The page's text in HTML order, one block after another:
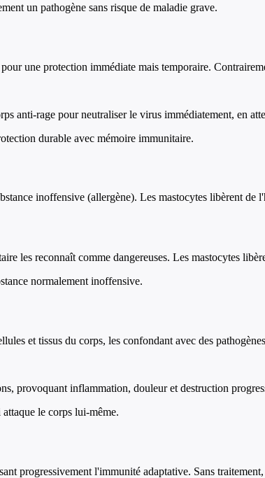
un pathogène sans risque de maladie grave.
une protection immédiate mais temporaire.
anti-rage pour neutraliser le virus immédiatement, en
durable avec mémoire immunitaire.
inoffensive (allergène). Les mastocytes libèrent
les reconnaît comme dangereuses. Les mastocytes
normalement inoffensive.
et tissus du corps, les confondant avec des
provoquant inflammation, douleur et destruction
le corps lui-même.
progressivement l'immunité adaptative. Sans